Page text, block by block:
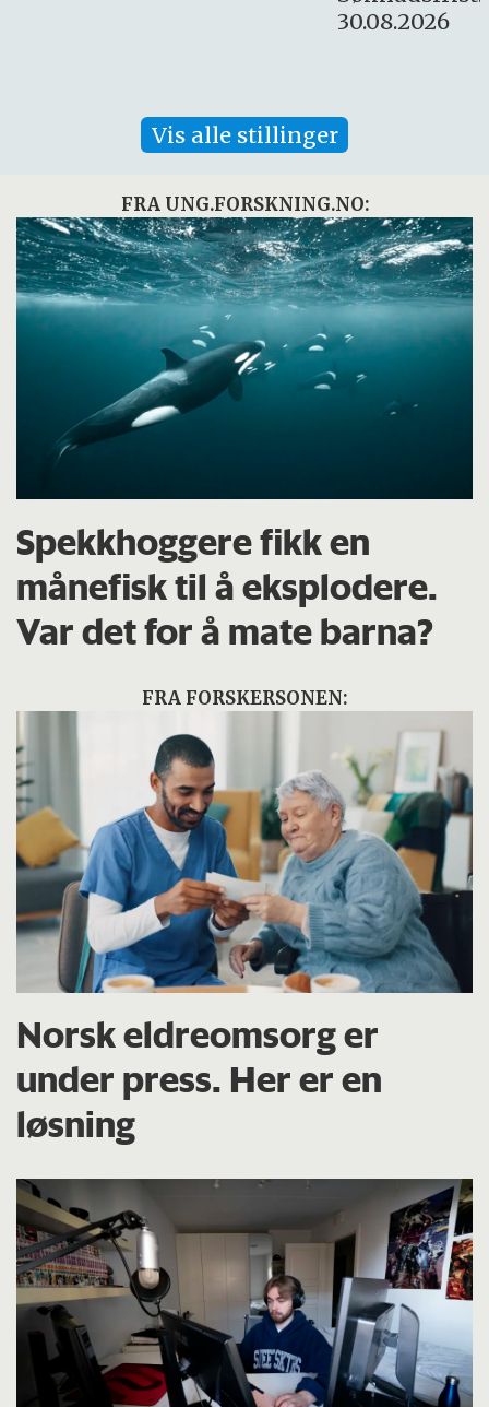
Vis alle stillinger
FRA UNG.FORSKNING.NO:
Spekkhoggere fikk en
månefisk til å eksplodere.
Var det for å mate barna?
FRA FORSKERSONEN:
Norsk eldreomsorg er
under press. Her er en
løsning